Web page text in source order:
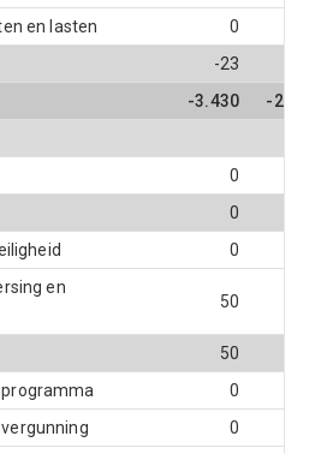
en lasten 0
-23
-3.430
-256
0
0
0
en
50
50
0
0